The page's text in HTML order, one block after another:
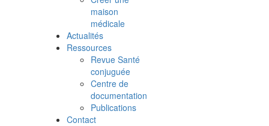
maison
médicale
Actualités
Ressources
Revue Santé
conjuguée
Centre de
documentation
Publications
Contact